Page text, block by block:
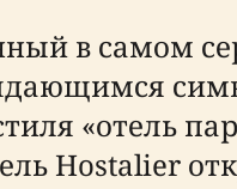
в самом
«отель
Hostalier